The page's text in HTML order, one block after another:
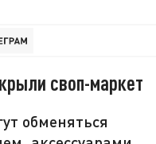
своп-маркет
обменяться